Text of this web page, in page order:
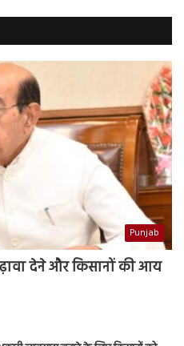
Punjab
देने और किसानों की आय